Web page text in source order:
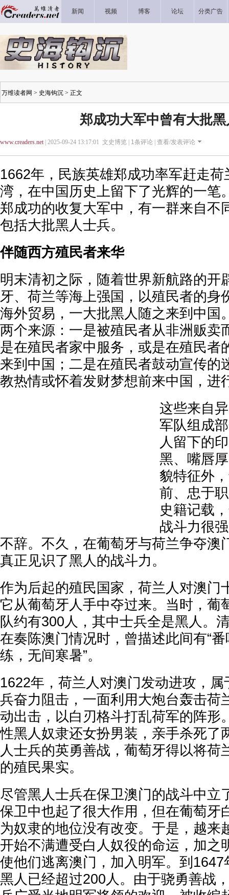
新闻 视频 博客 论坛 分类广告
万维读者网 > 史海钩沉 > 正文
郑成功大军中曾有大批
www.creaders.net| 2025-09-24 13:17:01 文史博览 | 1条评论 | 查看/发表评论
1662年，民族英雄郑成功率军赶走
湾，在中国历史上留下了光辉的一笔
郑成功的收复大军中，有一群来自不
包括大批黑人士兵。
伴随西方殖民者来华
明末清初之际，随着世界新航路的开
牙、荷兰等海上强国，以殖民者的身
海外贸易，一大批黑人随之来到中国
两个来源：一是被殖民者从非洲贩卖
是在殖民者家中服务，或是在殖民者
来到中国；二是在殖民者鼓动宣传的
教热情或怀着发财梦想前来中国，进
这些来自
军队组成
人留下的
黑、嘴唇
貌特征外
前、忠于
史籍记载
战斗力很
不辞。不久，在葡萄牙与荷兰争夺澳
真正见识了黑人的战斗力。
作为后起的殖民国家，荷兰人对澳门
它从葡萄牙人手中夺过来。当时，葡
队约有300人，其中士兵全是黑人。
在奏陈澳门情况时，曾描述此间有“番
练，无间寒暑”。
1622年，荷兰人对澳门发动进攻，
兵奋力阻击，一面利用大炮台轰击荷
动出击，以白刃格斗打乱荷军的阵形
性黑人奴隶还女扮男装，亲手杀死了
人士兵的英勇善战，葡萄牙得以将荷
的殖民果实。
尽管黑人士兵在保卫澳门的战斗中立
保卫中也起了很大作用，但在葡萄牙
为奴隶的地位没有改变。于是，越来
开始不满遭受白人奴役的命运，加之
使他们逃离澳门，加入明军。到
黑人已经超过200人。由于骁勇善战